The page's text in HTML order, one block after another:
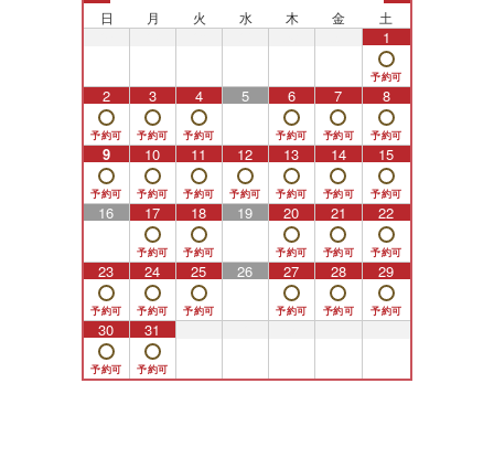
日 月 火 水 木 金 土
1
2 3 4 5 6 7 8
9 10 11 12 13 14 15
16 17 18 19 20 21 22
23 24 25 26 27 28 29
30 31